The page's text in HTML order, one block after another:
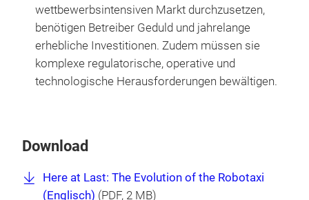
wettbewerbsintensiven Markt durchzusetzen,
benötigen Betreiber Geduld und jahrelange
erhebliche Investitionen. Zudem müssen sie
komplexe regulatorische, operative und
technologische Herausforderungen bewältigen.
Download
Here at Last: The Evolution of the Robotaxi
(Englisch) (PDF, 2 MB)